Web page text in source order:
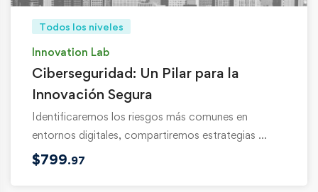
Todos los niveles
Innovation Lab
Ciberseguridad: Un Pilar para la
Innovación Segura
Identificaremos los riesgos más comunes en
entornos digitales, compartiremos estrategias …
$799.97